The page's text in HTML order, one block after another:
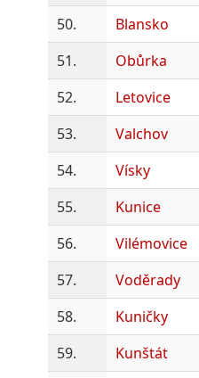
50. Blansko
51.
Obůrka
52.
Letovice
53.
Valchov
54.
Vísky
55.
Kunice
56.
Vilémovice
57.
Voděrady
58.
Kuničky
59.
Kunštát